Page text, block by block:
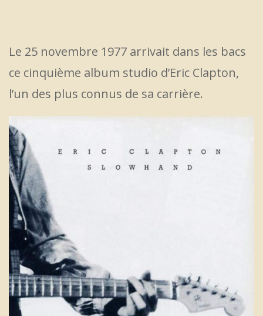
Le 25 novembre 1977 arrivait dans les bacs
ce cinquième album studio d’Eric Clapton,
l’un des plus connus de sa carrière.